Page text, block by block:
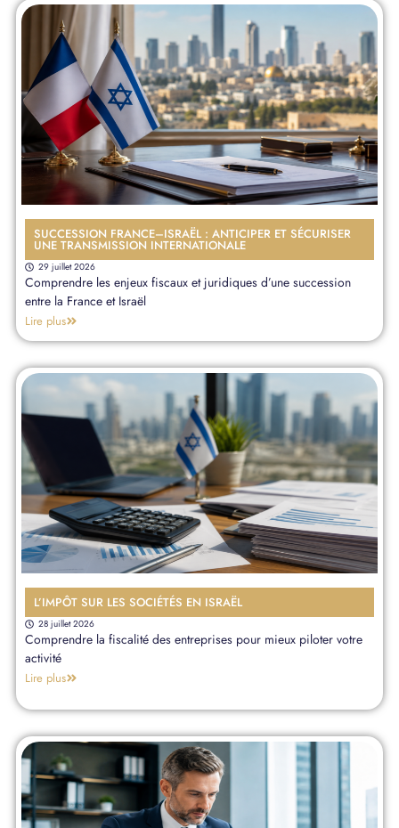
SUCCESSION FRANCE–ISRAËL : ANTICIPER ET SÉCURISER
UNE TRANSMISSION INTERNATIONALE
29 juillet 2026
Comprendre les enjeux fiscaux et juridiques d’une succession
entre la France et Israël
Lire plus
L’IMPÔT SUR LES SOCIÉTÉS EN ISRAËL
28 juillet 2026
Comprendre la fiscalité des entreprises pour mieux piloter votre
activité
Lire plus